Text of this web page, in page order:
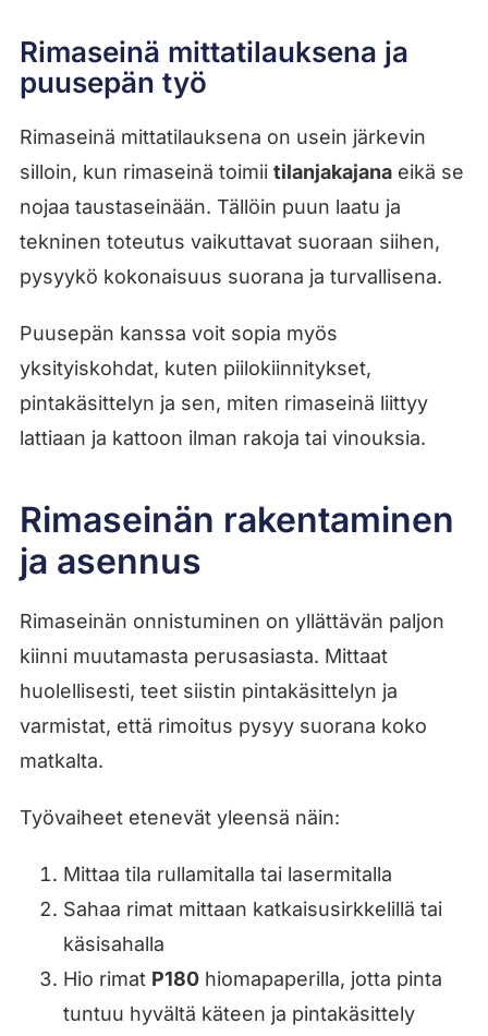
Rimaseinä mittatilauksena ja
puusepän työ
Rimaseinä mittatilauksena on usein järkevin
silloin, kun rimaseinä toimii tilanjakajanaeikä se
nojaa taustaseinään. Tällöin puun laatu ja
tekninen toteutus vaikuttavat suoraan siihen,
pysyykö kokonaisuus suorana ja turvallisena.
Puusepän kanssa voit sopia myös
yksityiskohdat, kuten piilokiinnitykset,
pintakäsittelyn ja sen, miten rimaseinä liittyy
lattiaan ja kattoon ilman rakoja tai vinouksia.
Rimaseinän rakentaminen
ja asennus
Rimaseinän onnistuminen on yllättävän paljon
kiinni muutamasta perusasiasta. Mittaat
huolellisesti, teet siistin pintakäsittelyn ja
varmistat, että rimoitus pysyy suorana koko
matkalta.
Työvaiheet etenevät yleensä näin:
Mittaa tila rullamitalla tai lasermitalla
Sahaa rimat mittaan katkaisusirkkelillä tai
käsisahalla
Hio rimat P180hiomapaperilla, jotta pinta
tuntuu hyvältä käteen ja pintakäsittely